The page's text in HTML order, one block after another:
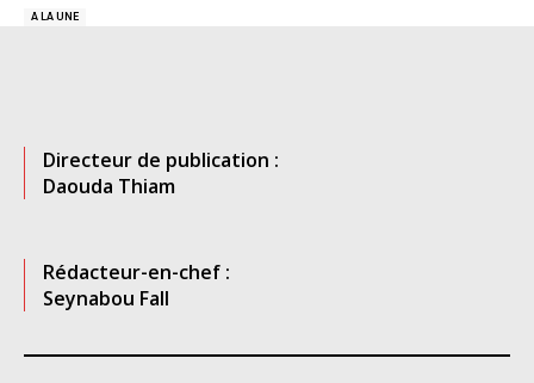
A LA UNE
Directeur de publication :
Daouda Thiam
Rédacteur-en-chef :
Seynabou Fall